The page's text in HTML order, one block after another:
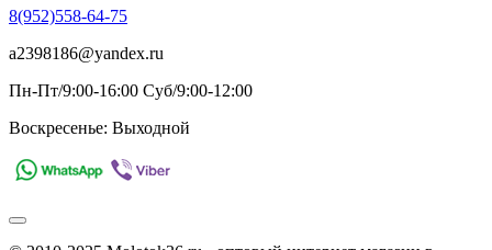
8(952)558-64-75
a2398186@yandex.ru
Пн-Пт/9:00-16:00 Суб/9:00-12:00
Воскресенье: Выходной